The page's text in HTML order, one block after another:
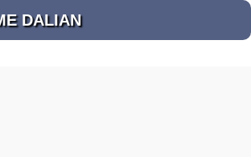
DALIAN